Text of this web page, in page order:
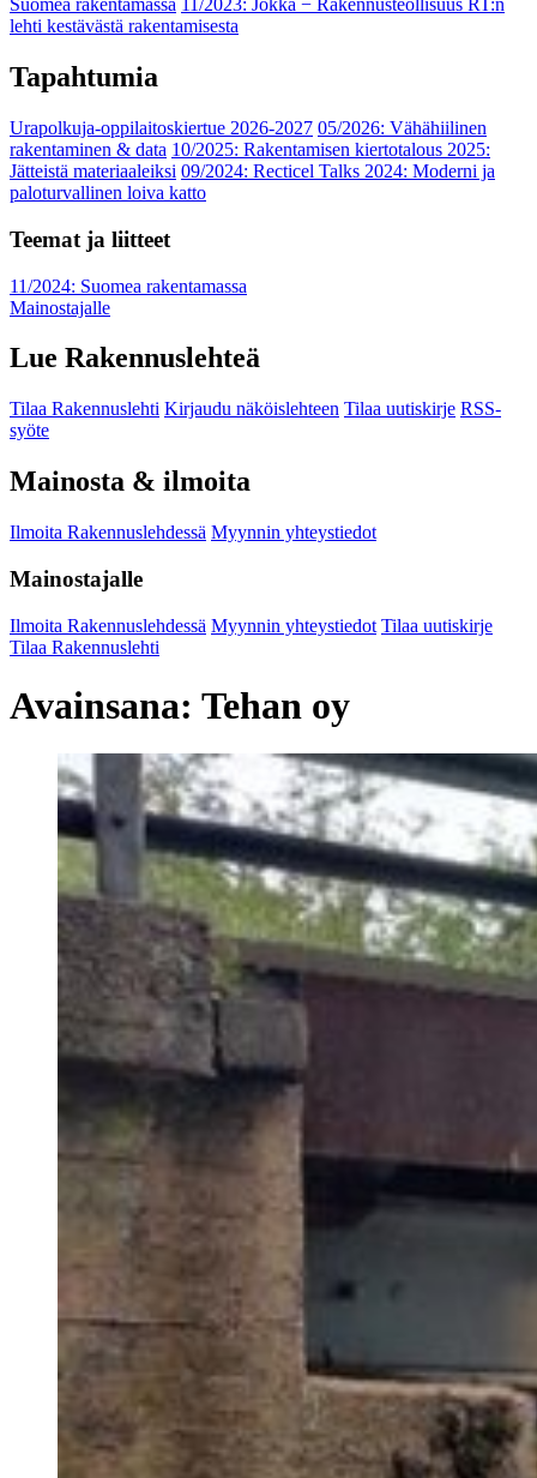
Suomea rakentamassa
11/2023: Jokka − Rakennusteollisuus RT:n
lehti kestävästä rakentamisesta
Tapahtumia
Urapolkuja-oppilaitoskiertue 2026-2027 05/2026: Vähähiilinen
rakentaminen & data 10/2025: Rakentamisen kiertotalous 2025:
Jätteistä materiaaleiksi 09/2024: Recticel Talks 2024: Moderni ja
paloturvallinen loiva katto
Teemat ja liitteet
11/2024: Suomea rakentamassa
Mainostajalle
Lue Rakennuslehteä
Tilaa Rakennuslehti Kirjaudu näköislehteen Tilaa uutiskirje RSS-
syöte
Mainosta & ilmoita
Ilmoita Rakennuslehdessä Myynnin yhteystiedot
Mainostajalle
Ilmoita Rakennuslehdessä Myynnin yhteystiedot Tilaa uutiskirje
Tilaa Rakennuslehti
Avainsana: Tehan oy